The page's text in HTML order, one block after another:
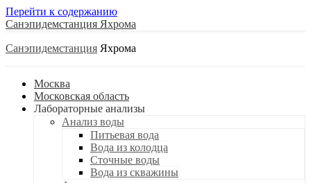
Перейти к содержанию
Санэпидемстанция
Санэпидемстанция
Москва
Московская область
Лабораторные анализы
Анализ воды
Питьевая вода
Вода из колодца
Сточные воды
Вода из скважины